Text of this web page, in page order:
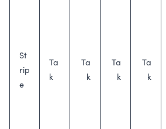
St
rip
e
Ta
k
Ta
k
Ta
k
Ta
k